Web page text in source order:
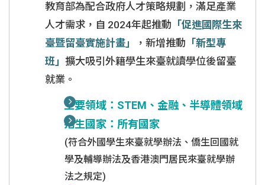
教育部為配合政府人才策略規劃，滿足產業
人才需求，自 2024年起推動 「促進國際生來
臺暨留臺實施計畫」
，新增推動 「新型專
班」擴大吸引外籍學生來臺就讀學位後留臺
就業。
主要領域：STEM、金融、半導體領域
招生國家：所有國家
(符合外國學生來臺就學辦法、僑生回國就
學及輔導辦法及香港澳門居民來臺就學辦
法之規定)